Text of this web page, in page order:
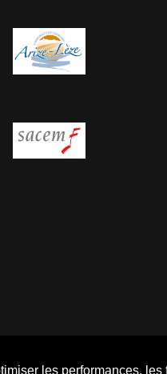
les performances,